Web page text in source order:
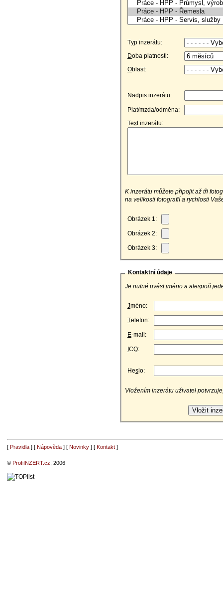
Typ inzerátu:
Doba platnosti:
Oblast:
Nadpis inzerátu:
Plat/mzda/odměna:
Text inzerátu:
K inzerátu můžete připojit až tři
na velikosti fotografií a rychlosti
Obrázek 1:
Obrázek 2:
Obrázek 3:
Kontaktní údaje
Je nutné uvést jméno a alespoň
Jméno:
Telefon:
E-mail:
CQ:
Heslo:
Vložením inzerátu uživatel
[ Pravidla] [ Nápověda] [ Novinky] [ Kontakt]
© ProfiINZERT.cz , 2006